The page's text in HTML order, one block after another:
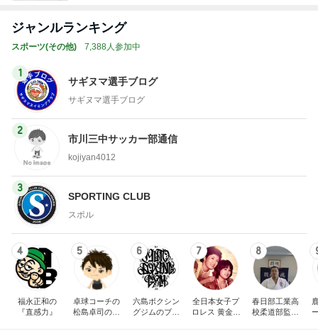
ジャンルランキング
スポーツ(その他) 7,388人参加中
1
サギヌマ選手ブログ
サギヌマ選手ブログ
2
市川三中サッカー部通信
kojiyan4012
3
SPORTING CLUB
スポル
4
福永正和の
『直感力』
5
卓球コーチの
松島卓司のブ
6
六島ボクシン
グジムのブロ
7
全日本女子プ
ロレス 黄金伝
8
春日部工業高
校柔道部監督